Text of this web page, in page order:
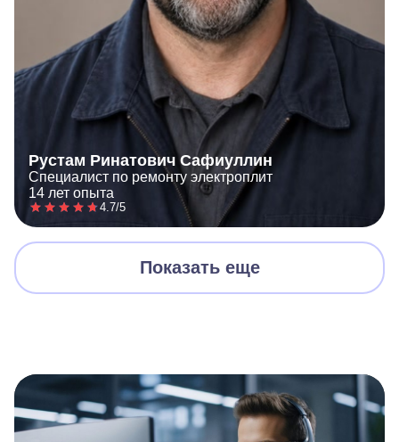
Рустам Ринатович Сафиуллин
Специалист по ремонту электроплит
14 лет опыта
4.7/5
Показать еще